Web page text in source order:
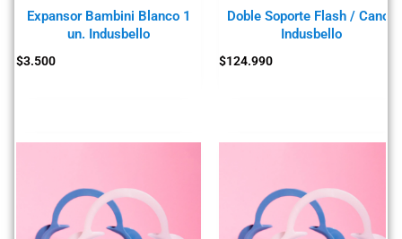
Expansor Bambini Blanco 1
un. Indusbello
$3.500
Doble Soporte Flash / Canon
Indusbello
$124.990